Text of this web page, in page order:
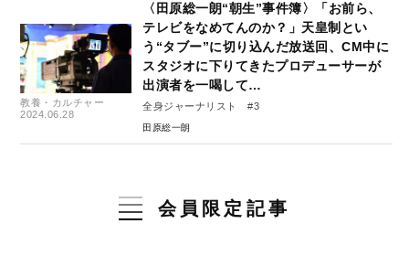
教養・カルチャー
2024.06.28
〈田原総一朗“朝生”事件簿〉「お前ら、
テレビをなめてんのか？」天皇制とい
う“タブー”に切り込んだ放送回、CM中に
スタジオに下りてきたプロデューサーが
出演者を一喝して…
全身ジャーナリスト #3
田原総一朗
会員限定記事